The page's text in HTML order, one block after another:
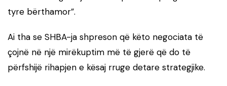
tyre bërthamor”.
Ai tha se SHBA-ja shpreson që këto negociata të
çojnë në një mirëkuptim më të gjerë që do të
përfshijë rihapjen e kësaj rruge detare strategjike.